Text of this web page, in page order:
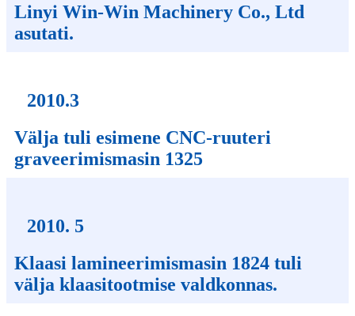
Linyi Win-Win Machinery Co., Ltd
asutati.
2010.3
Välja tuli esimene CNC-ruuteri
graveerimismasin 1325
2010. 5
Klaasi lamineerimismasin 1824 tuli
välja klaasitootmise valdkonnas.